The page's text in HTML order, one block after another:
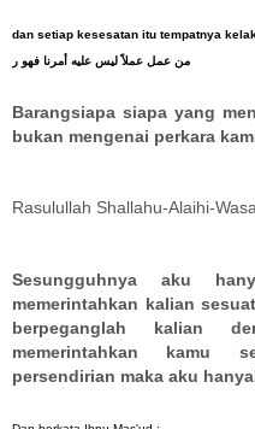
dan setiap kesesatan itu tempatnya
من عمل عملاًليس عليه أمرنا فهو ر
Barangsiapa siapa yang
bukan mengenai perkara
Rasulullah Shallahu-Alaihi-
Sesungguhnya aku
memerintahkan kalian
berpeganglah kalian
memerintahkan kamu
persendirian maka aku